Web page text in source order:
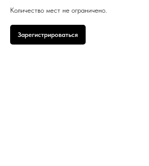
Количество мест не ограничено.
Зарегистрироваться